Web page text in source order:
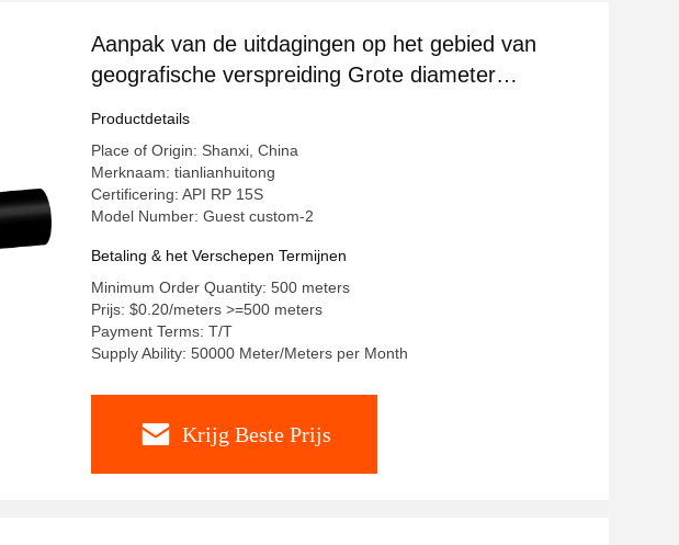
Aanpak van de uitdagingen op het gebied van
geografische verspreiding Grote diameter
Productdetails
Place of Origin: Shanxi, China
Merknaam: tianlianhuitong
Certificering: API RP 15S
Model Number: Guest custom-2
Betaling & het Verschepen Termijnen
Minimum Order Quantity: 500 meters
Prijs: $0.20/meters >=500 meters
Payment Terms: T/T
Supply Ability: 50000 Meter/Meters per Month
Krijg Beste Prijs